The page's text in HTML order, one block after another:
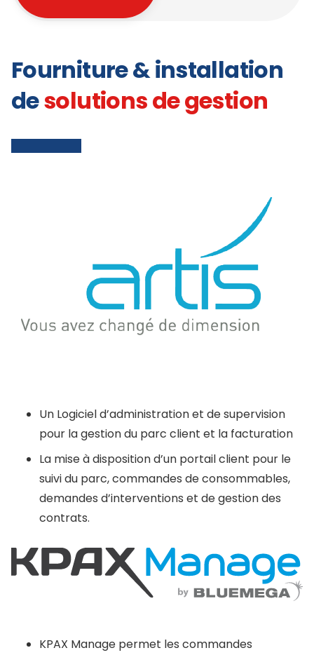
Fourniture & installation
desolutions de gestion
Un Logiciel d’administration et de supervision
pour la gestion du parc client et la facturation
La mise à disposition d’un portail client pour le
suivi du parc, commandes de consommables,
demandes d’interventions et de gestion des
contrats.
KPAX Manage permet les commandes